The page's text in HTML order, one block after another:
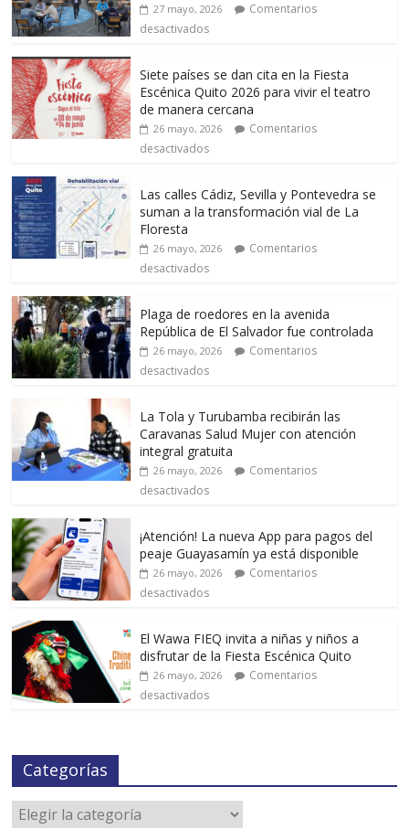
27 mayo, 2026
Comentarios
desactivados
Siete países se dan cita en la Fiesta
Escénica Quito 2026 para vivir el teatro
de manera cercana
26 mayo, 2026
Comentarios
desactivados
Las calles Cádiz, Sevilla y Pontevedra se
suman a la transformación vial de La
Floresta
26 mayo, 2026
Comentarios
desactivados
Plaga de roedores en la avenida
República de El Salvador fue controlada
26 mayo, 2026
Comentarios
desactivados
La Tola y Turubamba recibirán las
Caravanas Salud Mujer con atención
integral gratuita
26 mayo, 2026
Comentarios
desactivados
¡Atención! La nueva App para pagos del
peaje Guayasamín ya está disponible
26 mayo, 2026
Comentarios
desactivados
El Wawa FIEQ invita a niñas y niños a
disfrutar de la Fiesta Escénica Quito
26 mayo, 2026
Comentarios
desactivados
Categorías